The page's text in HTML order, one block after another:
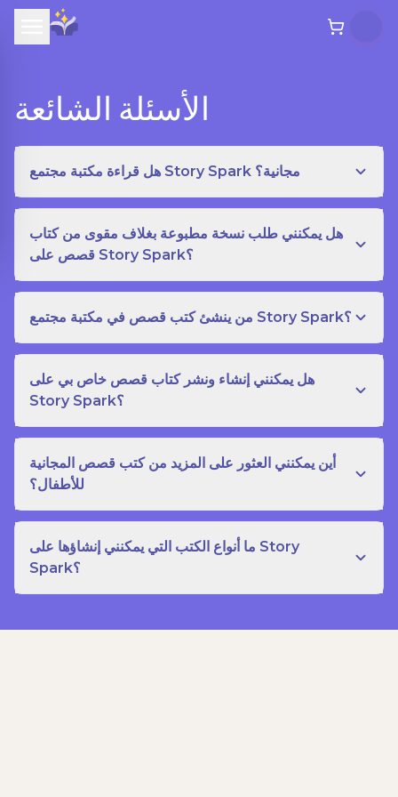
الأسئلة الشائعة
هل قراءة مكتبة مجتمع Story Spark مجانية؟
هل يمكنني طلب نسخة مطبوعة بغلاف مقوى من كتاب
قصص على Story Spark؟
من ينشئ كتب قصص في مكتبة مجتمع Story Spark؟
هل يمكنني إنشاء ونشر كتاب قصص خاص بي على
Story Spark؟
أين يمكنني العثور على المزيد من كتب قصص المجانية
للأطفال؟
ما أنواع الكتب التي يمكنني إنشاؤها على Story
Spark؟